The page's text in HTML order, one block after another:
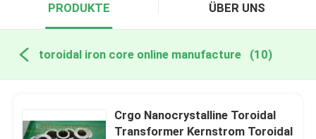
PRODUKTE ÜBER UNS
toroidal iron core online manufacture (10)
Crgo Nanocrystalline Toroidal
Transformer Kernstrom Toroidal